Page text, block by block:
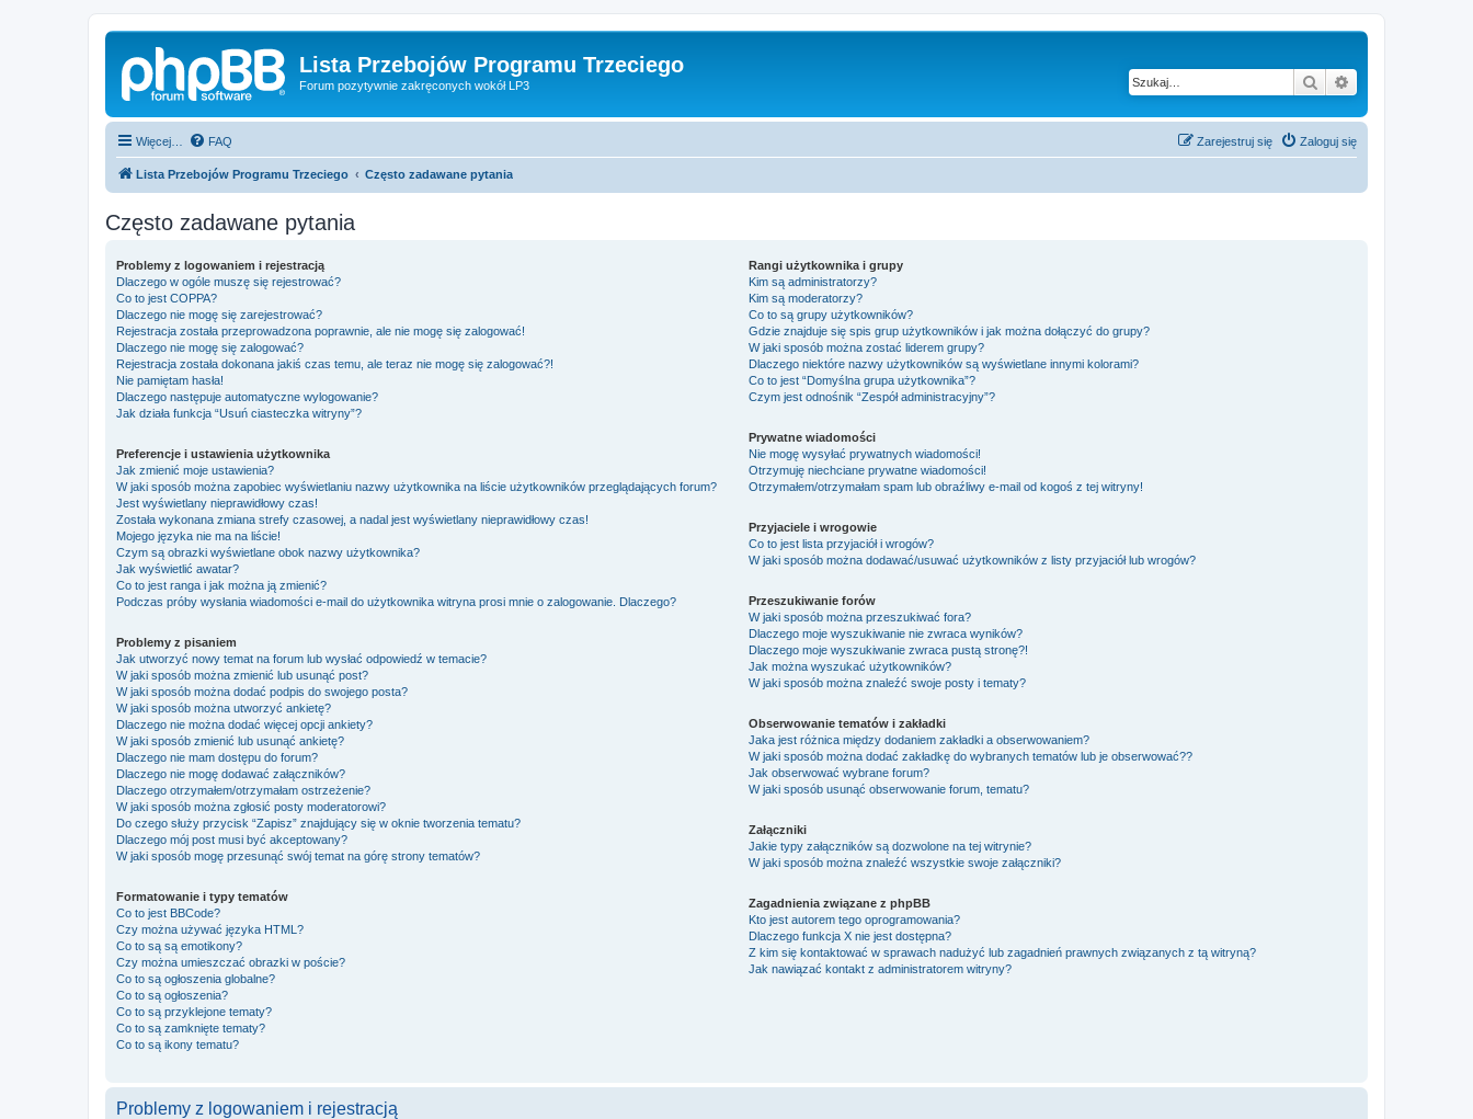
Lista Przebojów Programu Trzeciego
Forum pozytywnie zakręconych wokół LP3 Szukaj
Więcej… FAQ Zaloguj się
Zarejestruj się
Lista Przebojów Programu Trzeciego Często zadawane pytania
Często zadawane pytania
Problemy z logowaniem i rejestracją
Dlaczego w ogóle muszę się rejestrować?
Co to jest COPPA?
Dlaczego nie mogę się zarejestrować?
Rejestracja została przeprowadzona poprawnie, ale nie mogę się zalogować!
Dlaczego nie mogę się zalogować?
Rejestracja została dokonana jakiś czas temu, ale teraz nie mogę się zalogować?!
Nie pamiętam hasła!
Dlaczego następuje automatyczne wylogowanie?
Jak działa funkcja “Usuń ciasteczka witryny”?
Preferencje i ustawienia użytkownika
Jak zmienić moje ustawienia?
W jaki sposób można zapobiec wyświetlaniu nazwy użytkownika na liście użytkowników przeglądających forum?
Jest wyświetlany nieprawidłowy czas!
Została wykonana zmiana strefy czasowej, a nadal jest wyświetlany nieprawidłowy czas!
Mojego języka nie ma na liście!
Czym są obrazki wyświetlane obok nazwy użytkownika?
Jak wyświetlić awatar?
Co to jest ranga i jak można ją zmienić?
Podczas próby wysłania wiadomości e-mail do użytkownika witryna prosi mnie o zalogowanie. Dlaczego?
Problemy z pisaniem
Jak utworzyć nowy temat na forum lub wysłać odpowiedź w temacie?
W jaki sposób można zmienić lub usunąć post?
W jaki sposób można dodać podpis do swojego posta?
W jaki sposób można utworzyć ankietę?
Dlaczego nie można dodać więcej opcji ankiety?
W jaki sposób zmienić lub usunąć ankietę?
Dlaczego nie mam dostępu do forum?
Dlaczego nie mogę dodawać załączników?
Dlaczego otrzymałem/otrzymałam ostrzeżenie?
W jaki sposób można zgłosić posty moderatorowi?
Do czego służy przycisk “Zapisz” znajdujący się w oknie tworzenia tematu?
Dlaczego mój post musi być akceptowany?
W jaki sposób mogę przesunąć swój temat na górę strony tematów?
Formatowanie i typy tematów
Co to jest BBCode?
Czy można używać języka HTML?
Co to są są emotikony?
Czy można umieszczać obrazki w poście?
Co to są ogłoszenia globalne?
Co to są ogłoszenia?
Co to są przyklejone tematy?
Co to są zamknięte tematy?
Co to są ikony tematu?
Rangi użytkownika i grupy
Kim są administratorzy?
Kim są moderatorzy?
Co to są grupy użytkowników?
Gdzie znajduje się spis grup użytkowników i jak można dołączyć do grupy?
W jaki sposób można zostać liderem grupy?
Dlaczego niektóre nazwy użytkowników są wyświetlane innymi kolorami?
Co to jest “Domyślna grupa użytkownika”?
Czym jest odnośnik “Zespół administracyjny”?
Prywatne wiadomości
Nie mogę wysyłać prywatnych wiadomości!
Otrzymuję niechciane prywatne wiadomości!
Otrzymałem/otrzymałam spam lub obraźliwy e-mail od kogoś z tej witryny!
Przyjaciele i wrogowie
Co to jest lista przyjaciół i wrogów?
W jaki sposób można dodawać/usuwać użytkowników z listy przyjaciół lub wrogów?
Przeszukiwanie forów
W jaki sposób można przeszukiwać fora?
Dlaczego moje wyszukiwanie nie zwraca wyników?
Dlaczego moje wyszukiwanie zwraca pustą stronę?!
Jak można wyszukać użytkowników?
W jaki sposób można znaleźć swoje posty i tematy?
Obserwowanie tematów i zakładki
Jaka jest różnica między dodaniem zakładki a obserwowaniem?
W jaki sposób można dodać zakładkę do wybranych tematów lub je obserwować??
Jak obserwować wybrane forum?
W jaki sposób usunąć obserwowanie forum, tematu?
Załączniki
Jakie typy załączników są dozwolone na tej witrynie?
W jaki sposób można znaleźć wszystkie swoje załączniki?
Zagadnienia związane z phpBB
Kto jest autorem tego oprogramowania?
Dlaczego funkcja X nie jest dostępna?
Z kim się kontaktować w sprawach nadużyć lub zagadnień prawnych związanych z tą witryną?
Jak nawiązać kontakt z administratorem witryny?
Problemy z logowaniem i rejestracją